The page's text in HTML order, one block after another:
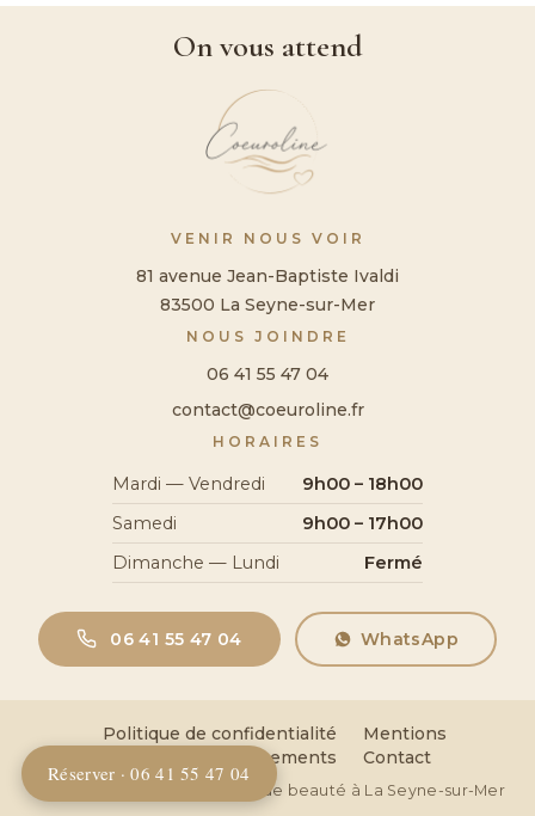
On vous attend
VENIR NOUS VOIR
81 avenue Jean-Baptiste Ivaldi
83500 La Seyne-sur-Mer
NOUS JOINDRE
06 41 55 47 04
contact@coeuroline.fr
HORAIRES
Mardi — Vendredi
9h00 – 18h00
Samedi
9h00 – 17h00
Dimanche — Lundi
Fermé
06 41 55 47 04 WhatsApp
Politique de confidentialité
Mentions
Remboursements Contact
© 2026 Coeuroline — Institut de beauté à La Seyne-sur-Mer
Réserver · 06 41 55 47 04